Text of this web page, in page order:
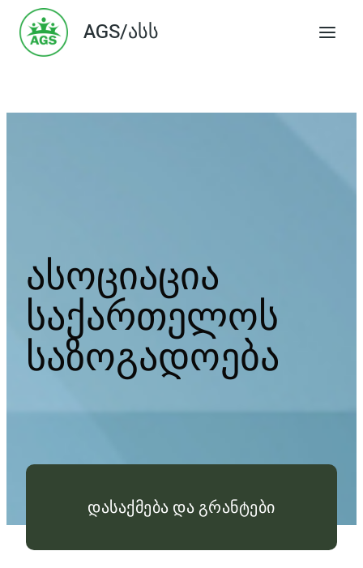
Skip
content
AGS/ასს
ასოციაცია
საქართელოს
საზოგადოება
დასაქმება და გრანტები